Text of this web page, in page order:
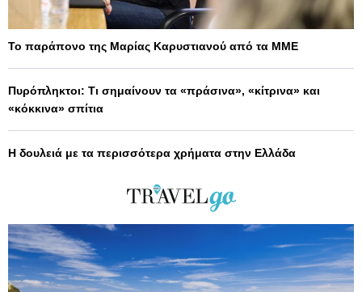
Το παράπονο της Μαρίας Καρυστιανού από τα ΜΜΕ
Πυρόπληκτοι: Τι σημαίνουν τα «πράσινα», «κίτρινα» και
«κόκκινα» σπίτια
Η δουλειά με τα περισσότερα χρήματα στην Ελλάδα